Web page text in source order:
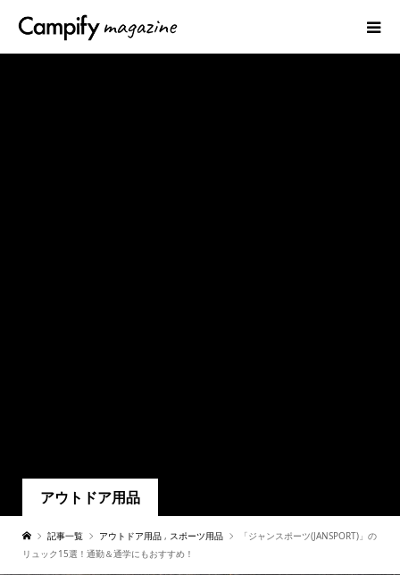
アウトドア用品
記事一覧 アウトドア用品 , スポーツ用品
「ジャンスポーツ(JANSPORT)」の
リュック15選！通勤＆通学にもおすすめ！